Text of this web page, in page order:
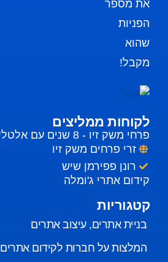
את מספר
הפניות
שהוא
מקבל!
לקוחות ממליצים
פרחי משק זיו - 8 שנים עם אלטלייף
זרי פרחים משק זיו
רונן פפירמן שיש
קידום אתרי ג'ומלה
קטגוריות
בניית אתרים, עיצוב אתרים
המלצות על חברות לקידום אתרים